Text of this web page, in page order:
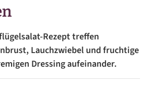
Rezept treffen
Lauchzwiebel und fruchtige
Dressing aufeinander.